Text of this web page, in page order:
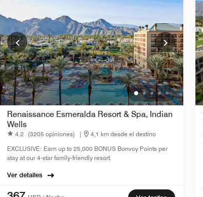
Renaissance Esmeralda Resort & Spa, Indian
Wells
4.2 (3205 opiniones) |
4,1 km desde el destino
EXCLUSIVE: Earn up to 25,000 BONUS Bonvoy Points per
stay at our 4-star family-friendly resort.
Ver detalles